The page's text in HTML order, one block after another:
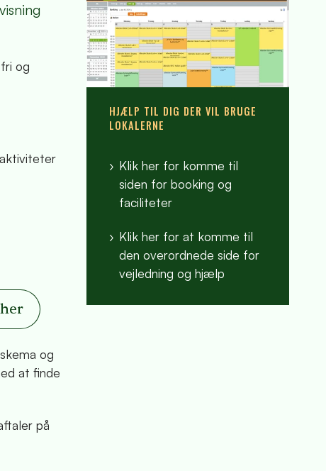
og
og
at finde
på
HJÆLP TIL DIG DER VIL BRUGE
LOKALERNE
Klik her for komme til
siden for booking og
faciliteter
Klik her for at komme til
den overordnede side for
vejledning og hjælp